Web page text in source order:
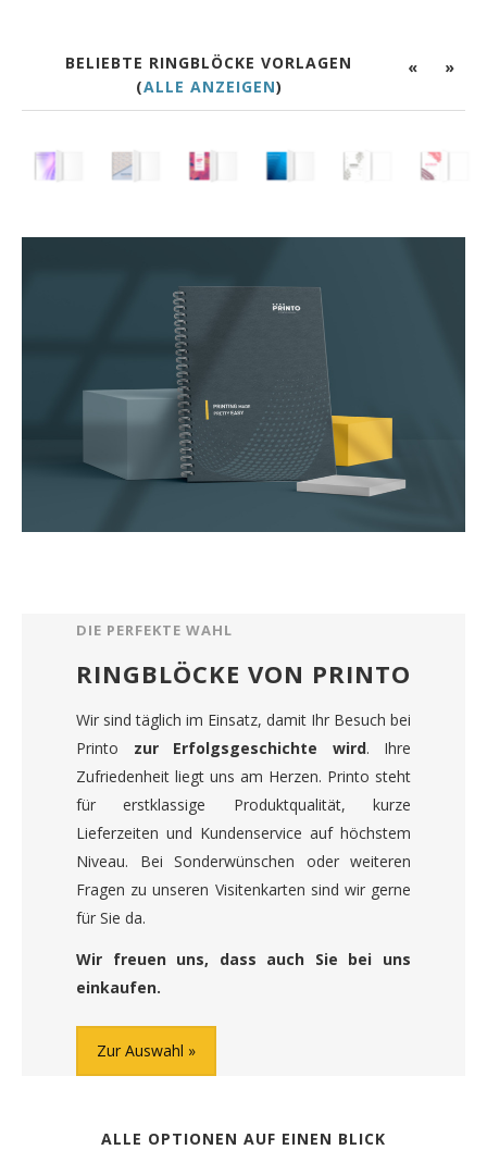
« »
BELIEBTE RINGBLÖCKE VORLAGEN
(ALLE ANZEIGEN)
DIE PERFEKTE WAHL
RINGBLÖCKE VON PRINTO
Wir sind täglich im Einsatz, damit Ihr Besuch bei
Printo zur Erfolgsgeschichte wird. Ihre
Zufriedenheit liegt uns am Herzen. Printo steht
für erstklassige Produktqualität, kurze
Lieferzeiten und Kundenservice auf höchstem
Niveau. Bei Sonderwünschen oder weiteren
Fragen zu unseren Visitenkarten sind wir gerne
für Sie da.
Wir freuen uns, dass auch Sie bei uns
einkaufen.
Zur Auswahl
ALLE OPTIONEN AUF EINEN BLICK